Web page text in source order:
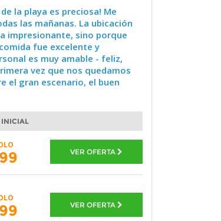
la playa es preciosa! Me
las mañanas. La ubicación
impresionante, sino porque
fue excelente y
es muy amable - feliz,
vez que nos quedamos
el gran escenario, el buen
INICIAL
VER OFERTA
VER OFERTA